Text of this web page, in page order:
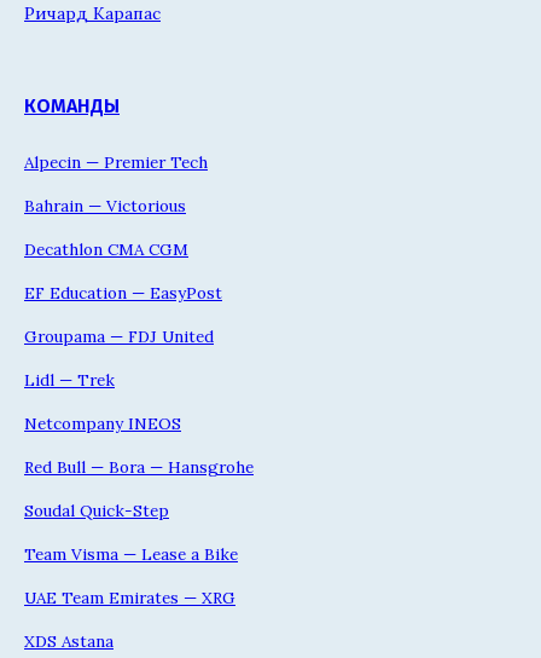
Ричард Карапас
КОМАНДЫ
Alpecin — Premier Tech
Bahrain — Victorious
Decathlon CMA CGM
EF Education — EasyPost
Groupama — FDJ United
Lidl — Trek
Netcompany INEOS
Red Bull — Bora — Hansgrohe
Soudal Quick-Step
Team Visma — Lease a Bike
UAE Team Emirates — XRG
XDS Astana